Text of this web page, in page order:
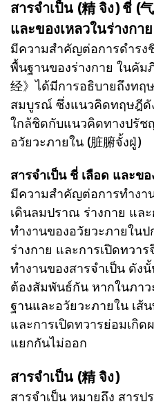
สารจำเป็น (精 จิง) ชี่ (
และของเหลวในร่างกา
มีความสำคัญต่อการดำรง
พื้นฐานของร่างกาย ในคัม
经》ได้มีการอธิบายถึงทฤ
สมบูรณ์ ซึ่งแนวคิดทฤษฎีดั
ใกล้ชิดกับแนวคิดทางปรัช
อวัยวะภายใน (脏腑จั้งฝู่)
สารจำเป็น ชี่ เลือด และขอ
มีความสำคัญต่อการทำงา
เดินลมปราณ ร่างกาย แล
ทำงานของอวัยวะภายใน
ร่างกาย และการเปิดทวา
ทำงานของสารจำเป็น ดัง
ต้องสัมพันธ์กัน หากในภา
ฐานและอวัยวะภายใน เส้
และการเปิดทวารย่อมเกิ
แยกกันไม่ออก
สารจำเป็น (精 จิง)
สารจำเป็น หมายถึง สาร